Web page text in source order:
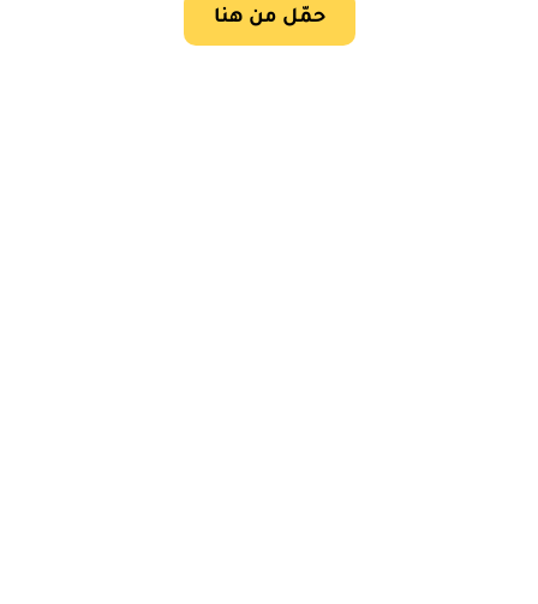
حمّل من هنا